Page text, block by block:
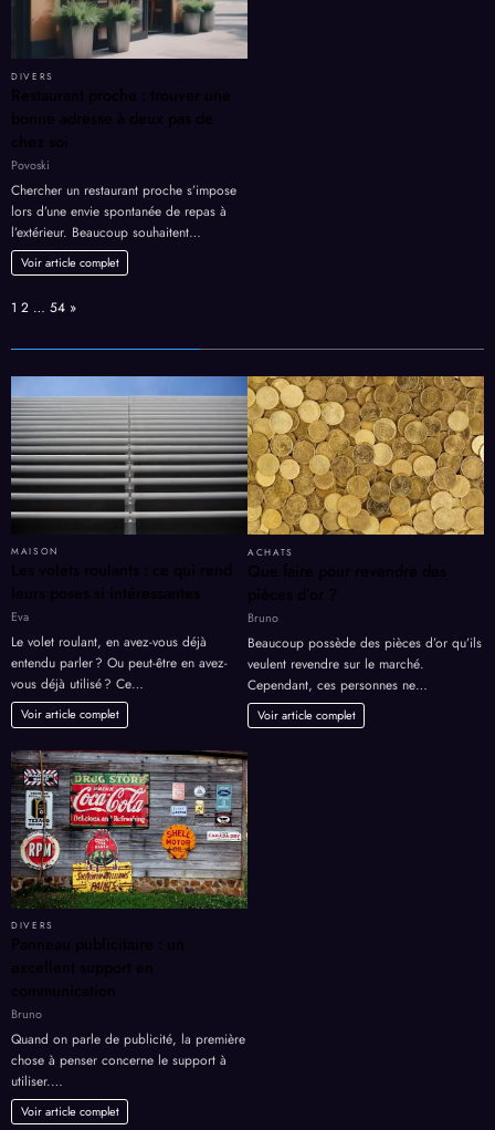
DIVERS
Restaurant proche : trouver une
bonne adresse à deux pas de
chez soi
Povoski
Chercher un restaurant proche s’impose
lors d’une envie spontanée de repas à
l’extérieur. Beaucoup souhaitent…
Voir article complet
Page:
1 2 … 54 Next
»
MAISON
Les volets roulants : ce qui rend
leurs poses si intéressantes
Eva
Le volet roulant, en avez-vous déjà
entendu parler ? Ou peut-être en avez-
vous déjà utilisé ? Ce…
Voir article complet
ACHATS
Que faire pour revendre des
pièces d’or ?
Bruno
Beaucoup possède des pièces d’or qu’ils
veulent revendre sur le marché.
Cependant, ces personnes ne…
Voir article complet
DIVERS
Panneau publicitaire : un
excellent support en
communication
Bruno
Quand on parle de publicité, la première
chose à penser concerne le support à
utiliser.…
Voir article complet